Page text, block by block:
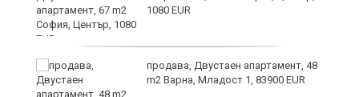
1080 EUR
продава, Двустаен апартамент, 48
m2 Варна, Младост 1, 83900 EUR